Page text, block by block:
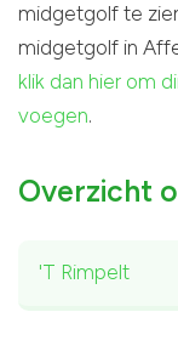
midgetgolf te
midgetgolf in
klik dan hier om
voegen.
Overzicht
'T Rimpelt